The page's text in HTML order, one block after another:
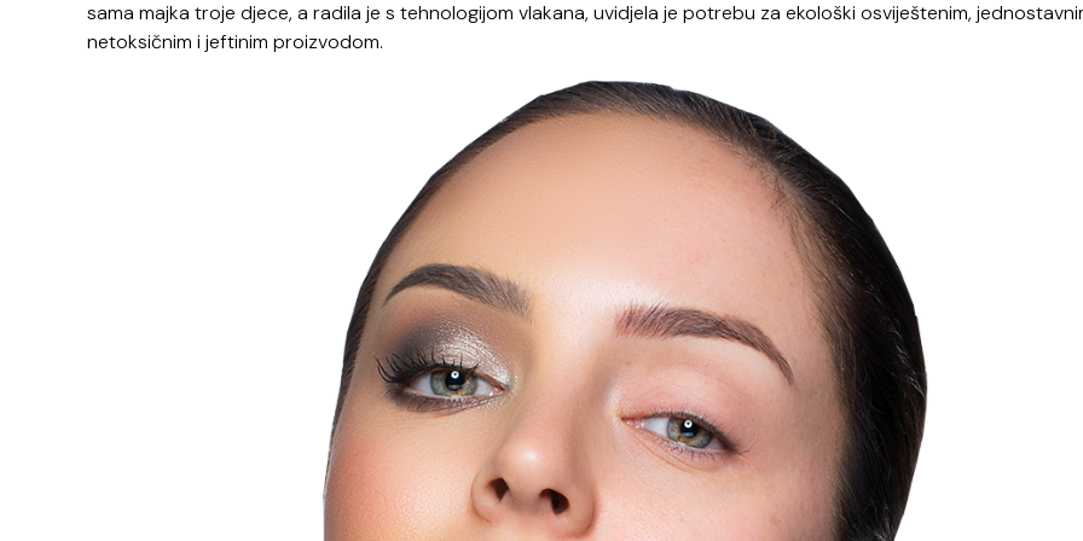
sama majka troje djece, a radila je s tehnologijom vlakana, uvidjela je potrebu za ekološki osviještenim,
netoksičnim i jeftinim proizvodom.